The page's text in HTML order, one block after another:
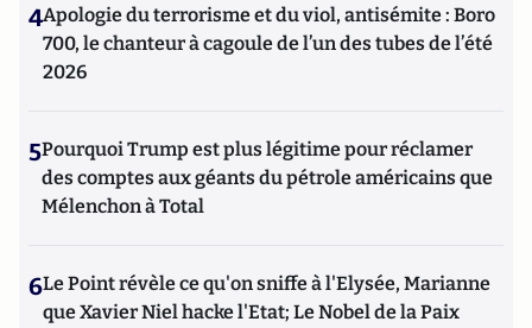
4Apologie du terrorisme et du viol, antisémite : Boro
700, le chanteur à cagoule de l’un des tubes de l’été
2026
5Pourquoi Trump est plus légitime pour réclamer
des comptes aux géants du pétrole américains que
Mélenchon à Total
6Le Point révèle ce qu'on sniffe à l'Elysée, Marianne
que Xavier Niel hacke l'Etat; Le Nobel de la Paix